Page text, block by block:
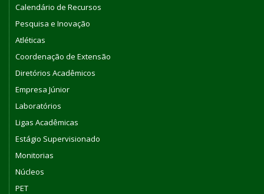
Calendário de Recursos
Pesquisa e Inovação
Atléticas
Coordenação de Extensão
Diretórios Acadêmicos
Empresa Júnior
Laboratórios
Ligas Acadêmicas
Estágio Supervisionado
Monitorias
Núcleos
PET